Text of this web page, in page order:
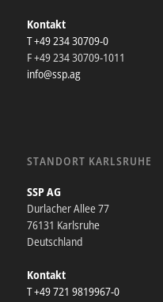
Kontakt
T +49 234 30709-0
F +49 234 30709-1011
info@ssp.ag
STANDORT KARLSRUHE
SSP AG
Durlacher Allee 77
76131 Karlsruhe
Deutschland
Kontakt
T +49 721 9819967-0